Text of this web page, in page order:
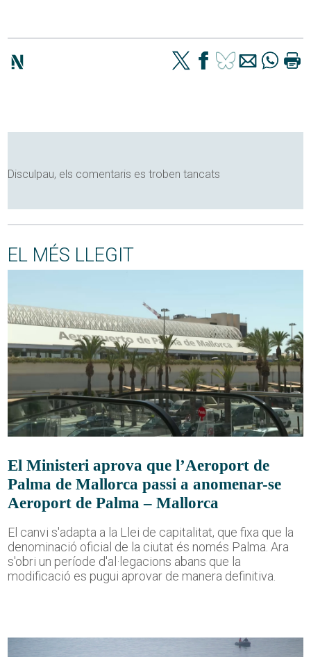
Disculpau, els comentaris es troben tancats
EL MÉS LLEGIT
El Ministeri aprova que l’Aeroport de
Palma de Mallorca passi a anomenar-se
Aeroport de Palma – Mallorca
El canvi s'adapta a la Llei de capitalitat, que fixa que la
denominació oficial de la ciutat és només Palma. Ara
s'obri un període d'al·legacions abans que la
modificació es pugui aprovar de manera definitiva.